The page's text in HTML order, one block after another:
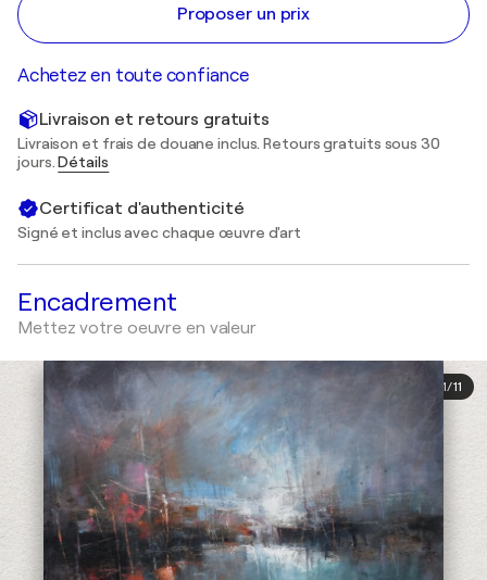
Proposer un prix
Achetez en toute confiance
Livraison et retours gratuits
Livraison et frais de douane inclus. Retours gratuits sous 30
jours.Détails
Certificat d'authenticité
Signé et inclus avec chaque œuvre d'art
Encadrement
Mettez votre oeuvre en valeur
1/11